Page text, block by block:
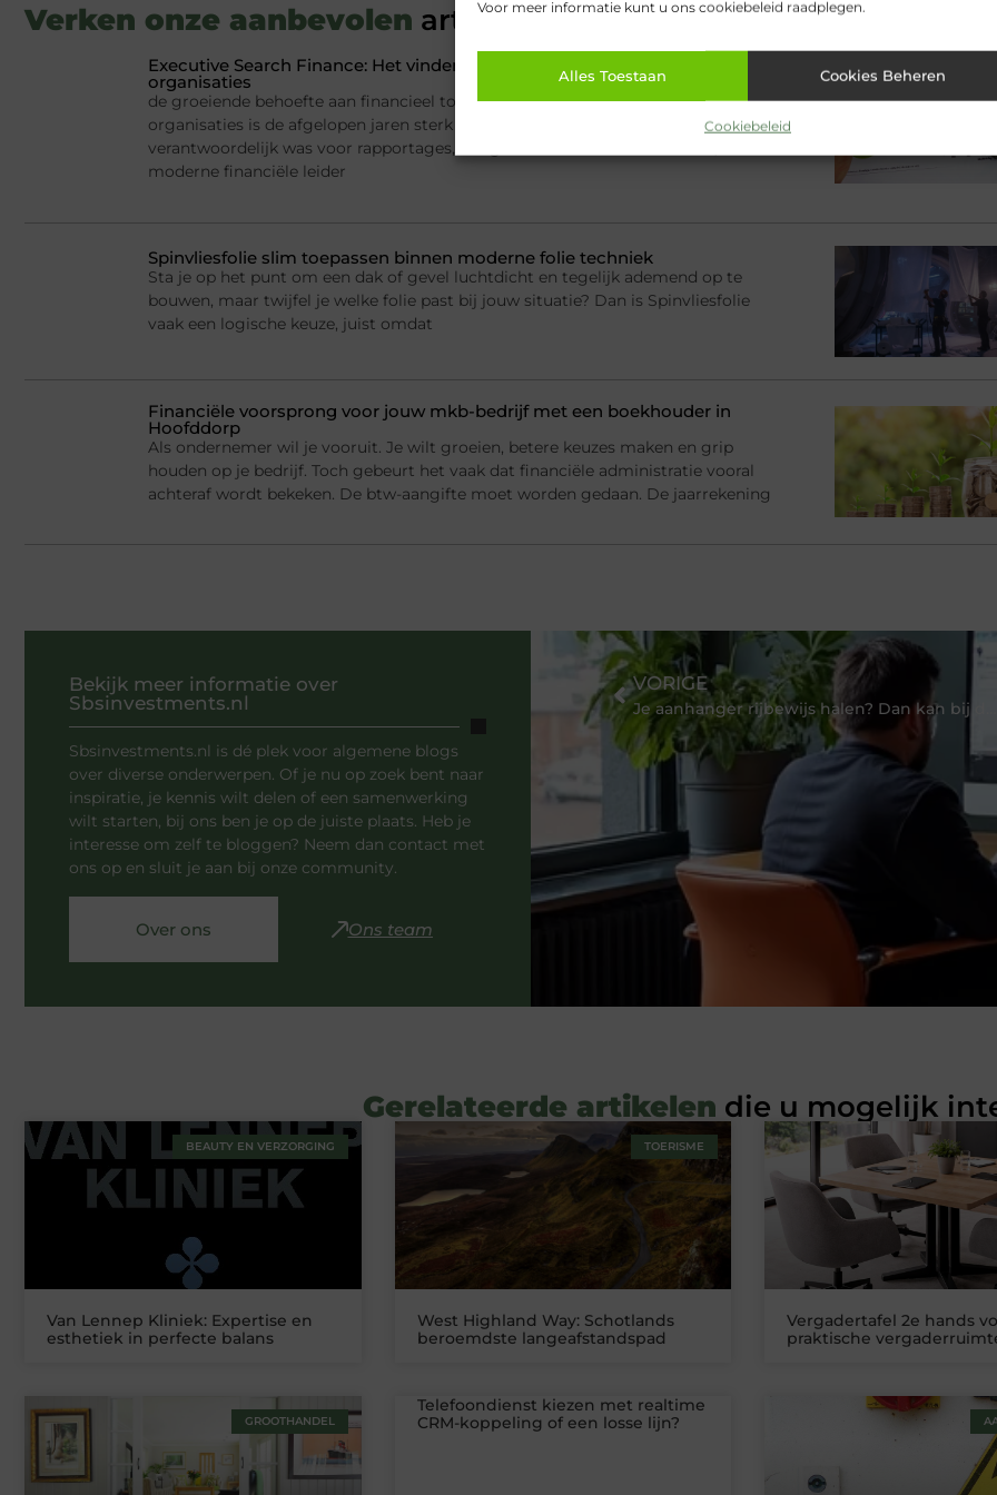
Voor meer informatie kunt u ons cookiebeleid raadplegen.
Alles Toestaan Cookies Beheren
Cookiebeleid
Verken onze aanbevolen artikelen voor jou.
Executive Search Finance: Het vinden van financieel leiderschap voor
organisaties
de groeiende behoefte aan financieel toptalent De financiële functie binnen
organisaties is de afgelopen jaren sterk veranderd. Waar de CFO vroeger vooral
verantwoordelijk was voor rapportages, budgetten en financiële controle, is de
moderne financiële leider
Spinvliesfolie slim toepassen binnen moderne folie techniek
Sta je op het punt om een dak of gevel luchtdicht en tegelijk ademend op te
bouwen, maar twijfel je welke folie past bij jouw situatie? Dan is Spinvliesfolie
vaak een logische keuze, juist omdat
Financiële voorsprong voor jouw mkb-bedrijf met een boekhouder in
Hoofddorp
Als ondernemer wil je vooruit. Je wilt groeien, betere keuzes maken en grip
houden op je bedrijf. Toch gebeurt het vaak dat financiële administratie vooral
achteraf wordt bekeken. De btw-aangifte moet worden gedaan. De jaarrekening
Bekijk meer informatie over
Sbsinvestments.nl
Sbsinvestments.nl is dé plek voor algemene blogs
over diverse onderwerpen. Of je nu op zoek bent naar
inspiratie, je kennis wilt delen of een samenwerking
wilt starten, bij ons ben je op de juiste plaats. Heb je
interesse om zelf te bloggen? Neem dan contact met
ons op en sluit je aan bij onze community.
Over ons Ons team
VORIGE
Gerelateerde artikelen die u mogelijk
BEAUTY EN VERZORGING
Van Lennep Kliniek: Expertise en
esthetiek in perfecte balans
TOERISME
West Highland Way: Schotlands
beroemdste langeafstandspad
Vergadertafel 2e hands
praktische
GROOTHANDEL
Telefoondienst kiezen met realtime
CRM-koppeling of een losse lijn?